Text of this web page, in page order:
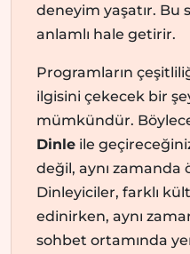
deneyim yaşatır. Bu
anlamlı hale getirir.
Programların
ilgisini çekecek bir
mümkündür.
Dinle ile
değil, aynı zamanda
Dinleyiciler, farklı
edinirken, aynı
sohbet ortamında